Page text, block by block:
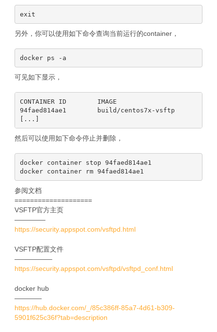
另外，你可以使用如下命令查询当前运行的container，
可见如下显示，
CONTAINER ID        IMAGE
94faed814ae1        build/centos7x-vsftp
然后可以使用如下命令停止并删除，
docker container stop 94faed814ae1
参阅文档
====================
VSFTP官方主页
————–
https://security.appspot.com/vsftpd.html
VSFTP配置文件
—————–
https://security.appspot.com/vsftpd/vsftpd_conf.html
docker hub
————
https://hub.docker.com/_/85c386ff-85a7-4d61-b309-
5901f625c36f?tab=description